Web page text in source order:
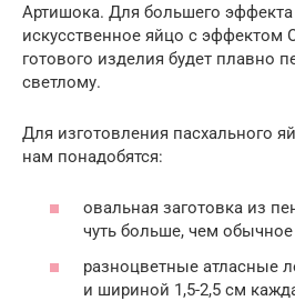
Артишока. Для большего
искусственное яйцо с эффектом
готового изделия будет плавно
светлому.
Для изготовления пасхального
нам понадобятся:
овальная заготовка из
чуть больше, чем
разноцветные атласные
и шириной 1,5-2,5 см